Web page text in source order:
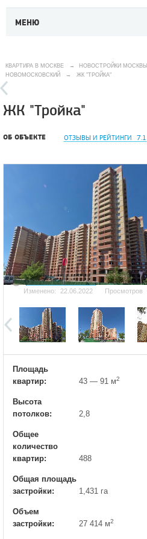
МЕНЮ
КВАРТИРА В МОСКВЕ → НОВОСТРОЙКИ МОСКВЫ
НОВОМОСКОВСКИЙ
→ ЖК "ТРОЙКА"
ЖК "Тройка"
ОБ ОБЪЕКТЕ ОТЗЫВЫ И РЕЙТИНГИ 7.1
Добавить фотографию
Изменено:
22.06.2022 Просмотров
Площадь
квартир:
43 — 91 м2
Высота
потолков:
2,8
Общее
количество
квартир:
488
Общая площадь
застройки:
1,431 га
Объем
застройки:
27 414 м2